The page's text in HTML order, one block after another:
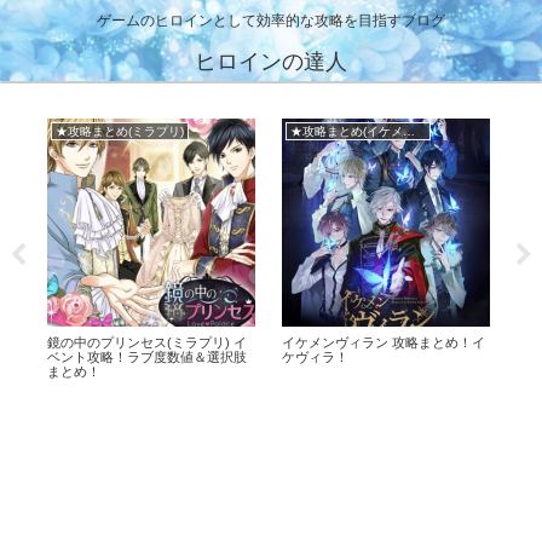
ゲームのヒロインとして効率的な攻略を目指すブログ
ヒロインの達人
★攻略まとめ(ミラプリ)
鏡の中のプリンセス(ミラプリ) イ
ベント攻略！ラブ度数値＆選択肢
まとめ！
★攻略まとめ(イケメンヴィラン)
イケメンヴィラン 攻略まとめ！イ
ケヴィラ！